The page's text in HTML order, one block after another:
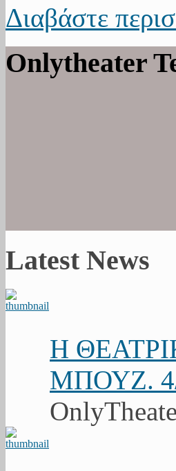
Διαβάστε
Onlytheater
Latest News
Η
ΜΠΟΥΖ.